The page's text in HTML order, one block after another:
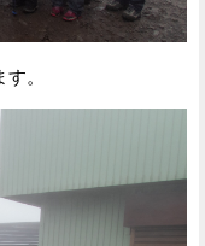
。